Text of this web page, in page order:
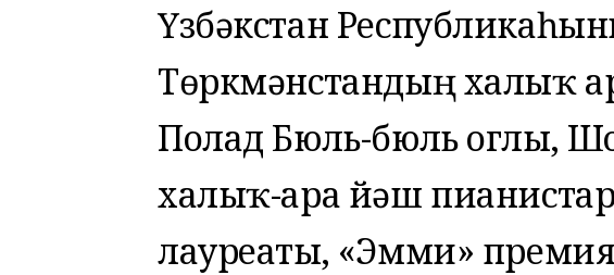
Үзбәкстан
Төркмәнстандың халыҡ
Полад Бюль-бюль оглы,
халыҡ-ара йәш
лауреаты, «Эмми»